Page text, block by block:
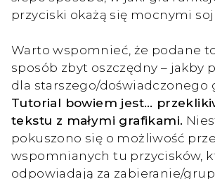
przyciski okażą się mocnymi
Warto wspomnieć, że podane
sposób zbyt oszczędny – jakby
dla starszego/doświadczonego
Tutorial bowiem jest…
tekstu z małymi grafikami.
pokuszono się o możliwość
wspomnianych tu przycisków,
odpowiadają za zabieranie/